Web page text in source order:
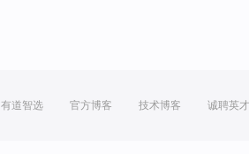
有道智选 官方博客 技术博客 诚聘英才